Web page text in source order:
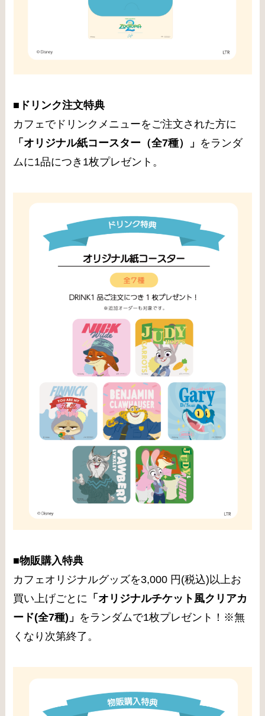
■ドリンク注文特典
カフェでドリンクメニューをご注文された方に
「オリジナル紙コースター（全7種）」 をランダ
ムに1品につき1枚プレゼント。
■物販購入特典
カフェオリジナルグッズを3,000 円(税込)以上お
買い上げごとに 「オリジナルチケット風クリアカ
ード(全7種)」 をランダムで1枚プレゼント！※無
くなり次第終了。